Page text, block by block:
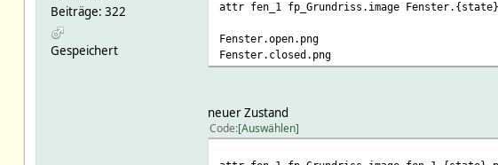
Beiträge: 322
Gespeichert
attr fen_1 fp_Grundriss.image
Fenster.open.png
Fenster.closed.png
neuer Zustand
Code Auswählen